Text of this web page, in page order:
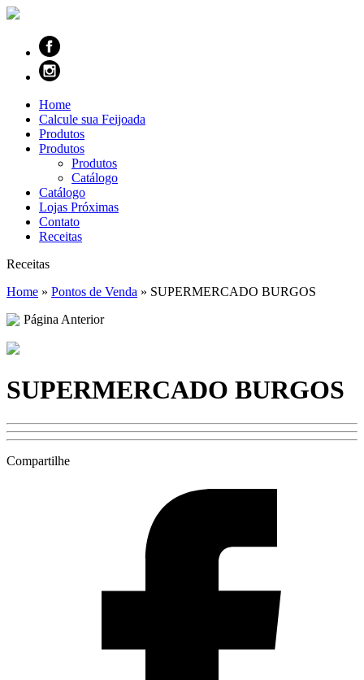
Home
Calcule sua Feijoada
Produtos
Produtos
Produtos
Catálogo
Catálogo
Lojas Próximas
Contato
Receitas
Receitas
Home » Pontos de Venda » SUPERMERCADO BURGOS
Página Anterior
SUPERMERCADO BURGOS
Compartilhe